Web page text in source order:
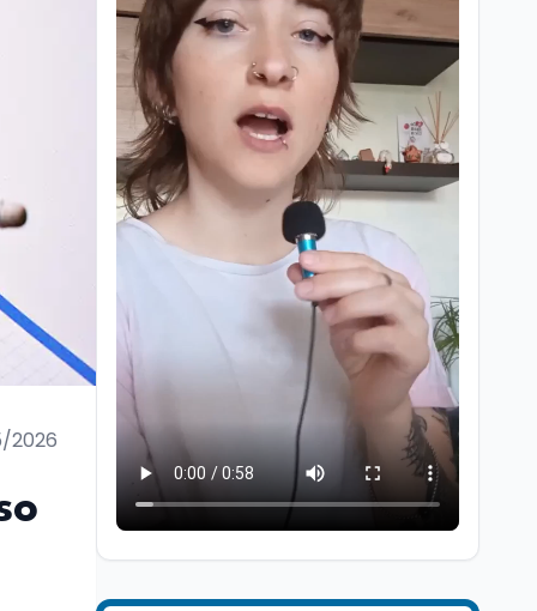
2026
Scuola
“Noi siamo le Scuole”:
sport e musica a San
Miniato, STEM a Lerici
con il progetto del Mim
Mondo 7 ago
Sparatoria a Bangkok: